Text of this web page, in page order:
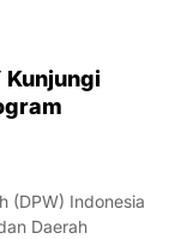
Kunjungi
(DPW) Indonesia
Daerah